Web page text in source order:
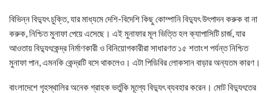
বিভিন্ন বিদ্যুৎ চুক্তি, যার মাধ্যমে দেশি-বিদেশি কিছু কোম্পানি বিদ্যুৎ উৎপাদন করুক বা না
করুক, নিশ্চিত মুনাফা পেয়ে এসেছে। এই মুনাফার মূল ভিত্তি হল ক্যাপাসিটি চার্জ, যার
আওতায় বিদ্যুৎকেন্দ্র নির্মাণকারী ও বিনিয়োগকারীরা সাধারণত ১৫ শতাংশ পর্যন্ত নিশ্চিত
মুনাফা পান, এমনকি কেন্দ্রটি বসে থাকলেও। এটা পিডিবির লোকসান বাড়ার অন্যতম কারণ।
বাংলাদেশে গৃহস্থালির অনেক গ্রাহক ভর্তুকি মূল্যে বিদ্যুৎ ব্যবহার করেন। মোট বিদ্যুৎতের